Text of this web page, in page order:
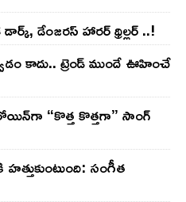
డేంజరస్ హారర్ థ్రిల్లర్ ..!
కాదు.. ట్రెండ్‌ ముందే ఊహించే
“కొత్త కొత్తగా” సాంగ్
సంగీత